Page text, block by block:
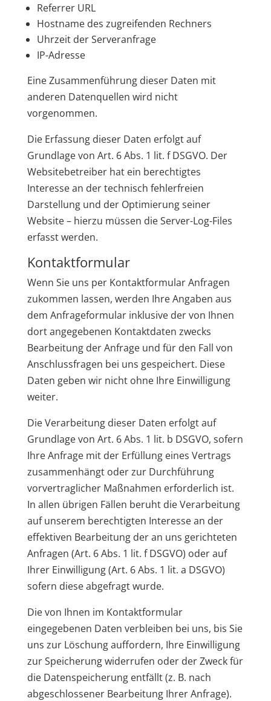
Referrer URL
Hostname des zugreifenden Rechners
Uhrzeit der Serveranfrage
IP-Adresse
Eine Zusammenführung dieser Daten mit
anderen Datenquellen wird nicht
vorgenommen.
Die Erfassung dieser Daten erfolgt auf
Grundlage von Art. 6 Abs. 1 lit. f DSGVO. Der
Websitebetreiber hat ein berechtigtes
Interesse an der technisch fehlerfreien
Darstellung und der Optimierung seiner
Website – hierzu müssen die Server-Log-Files
erfasst werden.
Kontaktformular
Wenn Sie uns per Kontaktformular Anfragen
zukommen lassen, werden Ihre Angaben aus
dem Anfrageformular inklusive der von Ihnen
dort angegebenen Kontaktdaten zwecks
Bearbeitung der Anfrage und für den Fall von
Anschlussfragen bei uns gespeichert. Diese
Daten geben wir nicht ohne Ihre Einwilligung
weiter.
Die Verarbeitung dieser Daten erfolgt auf
Grundlage von Art. 6 Abs. 1 lit. b DSGVO, sofern
Ihre Anfrage mit der Erfüllung eines Vertrags
zusammenhängt oder zur Durchführung
vorvertraglicher Maßnahmen erforderlich ist.
In allen übrigen Fällen beruht die Verarbeitung
auf unserem berechtigten Interesse an der
effektiven Bearbeitung der an uns gerichteten
Anfragen (Art. 6 Abs. 1 lit. f DSGVO) oder auf
Ihrer Einwilligung (Art. 6 Abs. 1 lit. a DSGVO)
sofern diese abgefragt wurde.
Die von Ihnen im Kontaktformular
eingegebenen Daten verbleiben bei uns, bis Sie
uns zur Löschung auffordern, Ihre Einwilligung
zur Speicherung widerrufen oder der Zweck für
die Datenspeicherung entfällt (z. B. nach
abgeschlossener Bearbeitung Ihrer Anfrage).